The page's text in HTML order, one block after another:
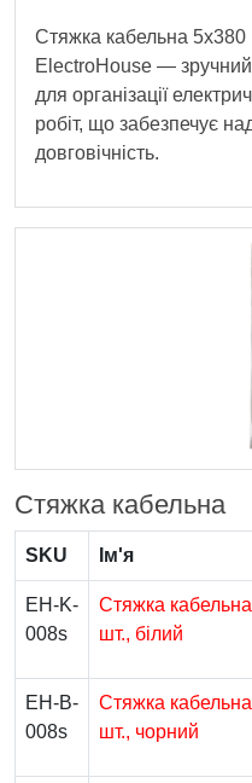
Стяжка кабельна 5х380
ElectroHouse — зручний
для організації
робіт, що забезпечує
довговічність.
Стяжка кабельна
SKU Ім'я
EH-K-
008s
Стяжка
шт., білий
EH-B-
008s
Стяжка
шт., чорний